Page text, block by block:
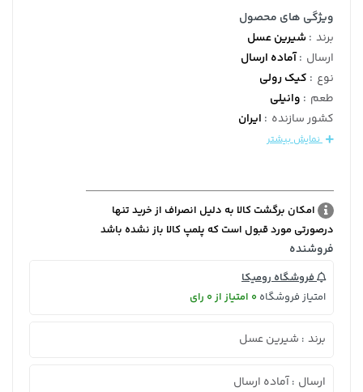
ویژگی های محصول
برند :شیرین عسل
ارسال :آماده ارسال
نوع : کیک رولی
طعم : وانیلی
کشور سازنده : ایران
نمایش بیشتر
امکان برگشت کالا به دلیل انصراف از خرید تنها
درصورتی مورد قبول است که پلمپ کالا باز نشده باشد
فروشنده
فروشگاه رومیکا
امتیاز فروشگاه 0 امتیاز از 0 رای
برند : شیرین عسل
ارسال : آماده ارسال